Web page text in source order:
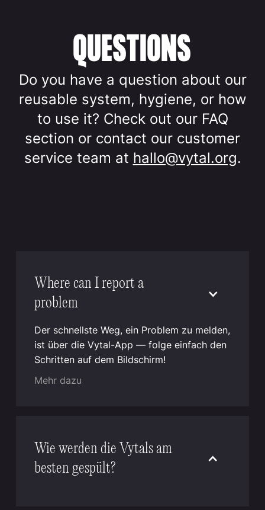
QUESTIONS
Do you have a question about our
reusable system, hygiene, or how
to use it? Check out our FAQ
section or contact our customer
service team at hallo@vytal.org.
Where can I report a
problem
Der schnellste Weg, ein Problem zu melden,
ist über die Vytal-App — folge einfach den
Schritten auf dem Bildschirm!
Mehr dazu
Wie werden die Vytals am
besten gespült?